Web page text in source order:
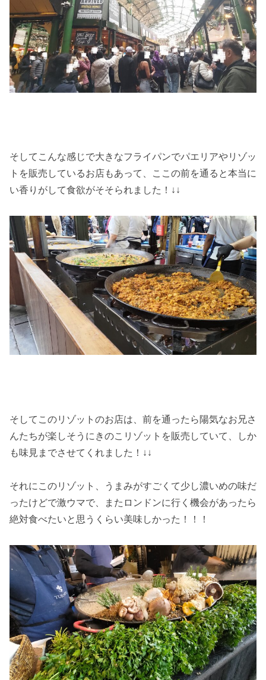
そしてこんな感じで大きなフライパンでパエリアやリゾッ
トを販売しているお店もあって、ここの前を通ると本当に
い香りがして食欲がそそられました！↓↓
そしてこのリゾットのお店は、前を通ったら陽気なお兄さ
んたちが楽しそうにきのこリゾットを販売していて、しか
も味見までさせてくれました！↓↓
それにこのリゾット、うまみがすごくて少し濃いめの味だ
ったけどで激ウマで、またロンドンに行く機会があったら
絶対食べたいと思うくらい美味しかった！！！